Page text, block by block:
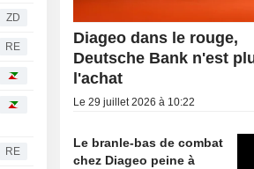
ZD
RE
RE
Diageo dans le rouge,
Deutsche Bank n'est
l'achat
Le 29 juillet 2026 à 10:22
Le branle-bas de combat
chez Diageo peine à